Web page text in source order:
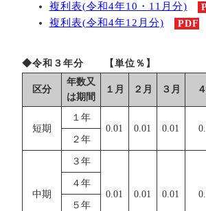
複利表(令和4年10・11月分)
複利表(令和4年12月分) PDF
◆令和３年分 【単位％】
区分
年数又
は期間
１月 ２月 ３月
短期
１年
0.01
0.01 0.01
２年
中期
３年
0.01 0.01 0.01
４年
５年